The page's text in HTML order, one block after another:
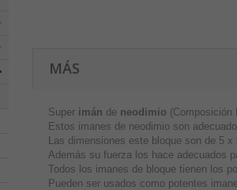
MÁS
Super imán de neodimio (Composición
Estos imanes de neodimio son
Las dimensiones este bloque son de 5 x
Además su fuerza los hace adecuados
Todos los imanes de bloque tienen los
Pueden ser usados como potentes